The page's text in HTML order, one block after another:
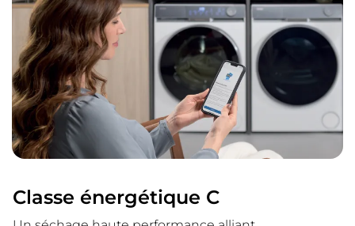
Classe énergétique C